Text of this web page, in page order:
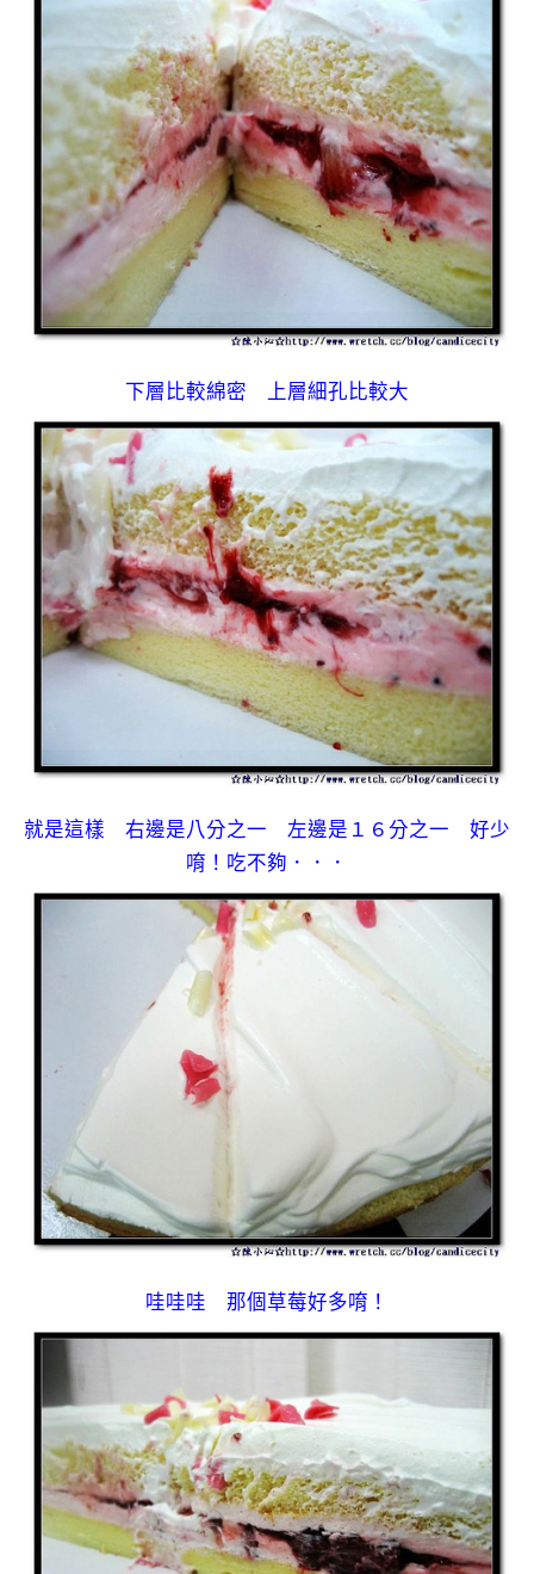
下層比較綿密 上層細孔比較大
就是這樣 右邊是八分之一 左邊是１６分之一 好少
唷！吃不夠．．．
哇哇哇 那個草莓好多唷！